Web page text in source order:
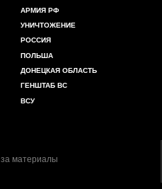
АРМИЯ РФ
УНИЧТОЖЕНИЕ
РОССИЯ
ПОЛЬША
ДОНЕЦКАЯ ОБЛАСТЬ
ГЕНШТАБ ВС
ВСУ
материалы